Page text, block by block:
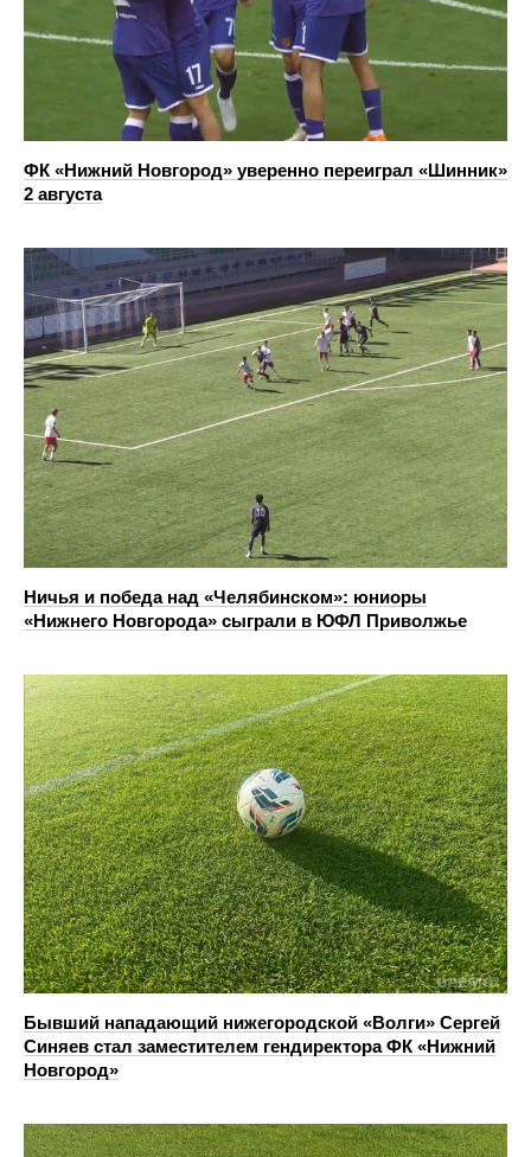
ФК «Нижний Новгород» уверенно переиграл «Шинник»
2 августа
Ничья и победа над «Челябинском»: юниоры
«Нижнего Новгорода» сыграли в ЮФЛ Приволжье
Бывший нападающий нижегородской «Волги» Сергей
Синяев стал заместителем гендиректора ФК «Нижний
Новгород»